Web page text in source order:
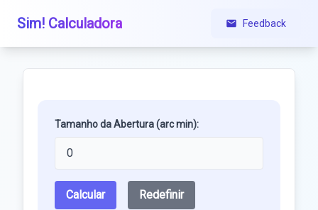
Sim! Calculadora Feedback
Tamanho da Abertura (arc min):
Calcular Redefinir